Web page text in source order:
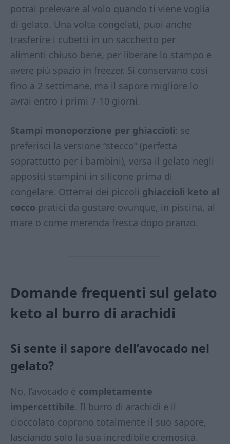
potrai prelevare al volo quando ti viene voglia
di gelato. Una volta congelati, puoi anche
trasferire i cubetti in un sacchetto per
alimenti chiuso bene, per liberare lo stampo e
avere più spazio in freezer. Si conservano così
fino a 2 settimane, ma il sapore migliore lo
avrai entro i primi 7-10 giorni.
Stampi monoporzione per ghiaccioli: se
preferisci la versione “stecco” (perfetta
soprattutto per i bambini), versa il gelato negli
appositi stampini in silicone prima di
congelare. Otterrai dei piccoli ghiaccioli keto al
cocco pratici da gustare ovunque, in piscina, al
mare o come merenda fresca dopo pranzo.
Domande frequenti sul gelato
keto al burro di arachidi
Si sente il sapore dell’avocado nel
gelato?
No, l’avocado è completamente
impercettibile. Il burro di arachidi e il
cioccolato coprono totalmente il suo sapore,
lasciando solo la sua incredibile cremosità.